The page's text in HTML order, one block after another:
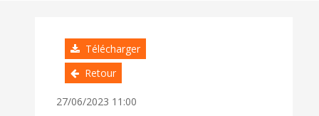
Télécharger
Retour
27/06/2023 11:00